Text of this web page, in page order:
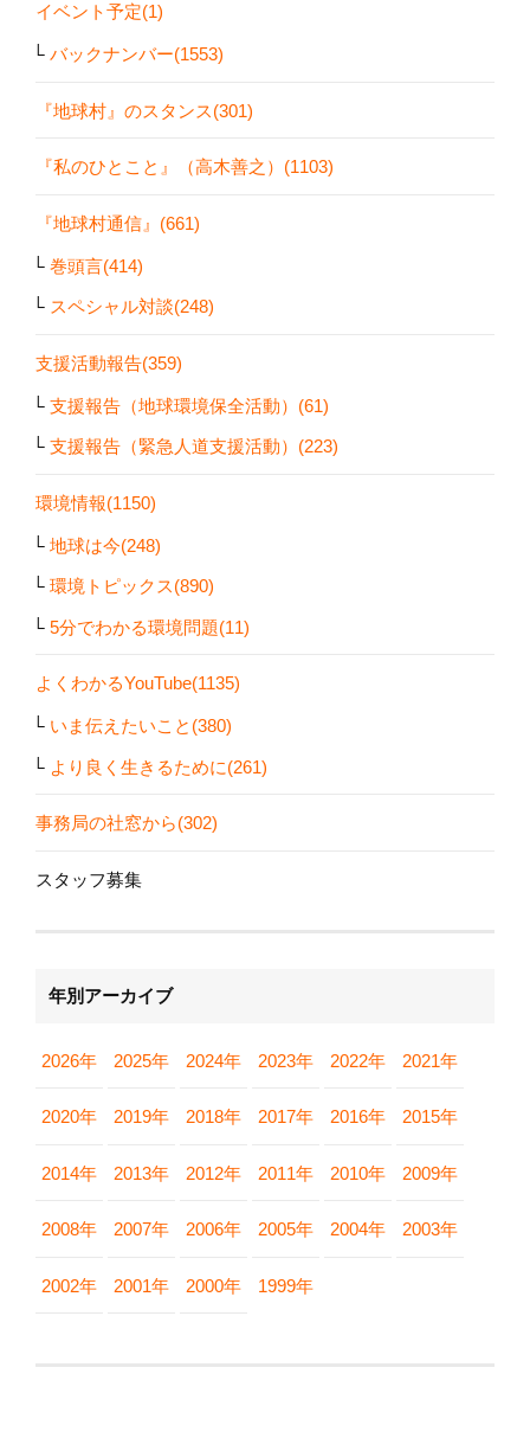
イベント予定(1)
バックナンバー(1553)
『地球村』のスタンス(301)
『私のひとこと』（高木善之）(1103)
『地球村通信』(661)
巻頭言(414)
スペシャル対談(248)
支援活動報告(359)
支援報告（地球環境保全活動）(61)
支援報告（緊急人道支援活動）(223)
環境情報(1150)
地球は今(248)
環境トピックス(890)
5分でわかる環境問題(11)
よくわかるYouTube(1135)
いま伝えたいこと(380)
より良く生きるために(261)
事務局の社窓から(302)
スタッフ募集
年別アーカイブ
2026年 2025年 2024年 2023年 2022年 2021年
2020年 2019年 2018年 2017年 2016年 2015年
2014年 2013年 2012年 2011年 2010年 2009年
2008年 2007年 2006年 2005年 2004年 2003年
2002年 2001年 2000年 1999年